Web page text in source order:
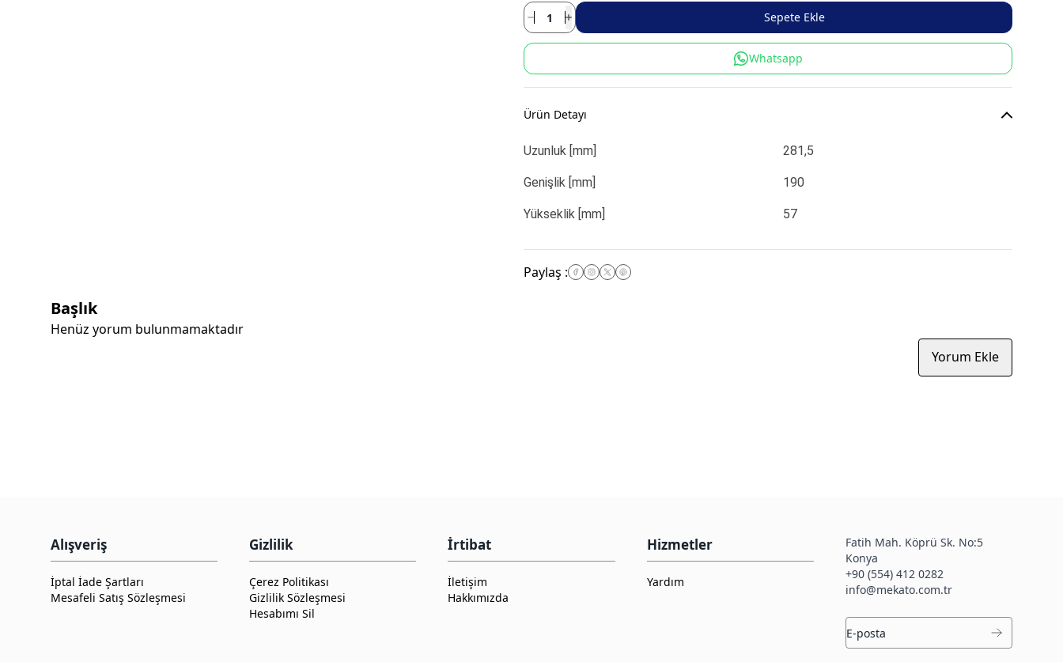
Sepete Ekle
Whatsapp
Ürün Detayı
Uzunluk [mm] 281,5
Genişlik [mm] 190
Yükseklik [mm] 57
Paylaş :
Başlık
Henüz yorum bulunmamaktadır
Yorum Ekle
Alışveriş
İptal İade Şartları
Mesafeli Satış Sözleşmesi
Gizlilik
Çerez Politikası
Gizlilik Sözleşmesi
Hesabımı Sil
İrtibat
İletişim
Hakkımızda
Hizmetler
Yardım
Fatih Mah. Köprü Sk. No:5
Konya
+90 (554) 412 0282
info@mekato.com.tr